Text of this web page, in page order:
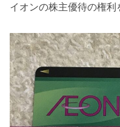
イオンの株主優待の権利